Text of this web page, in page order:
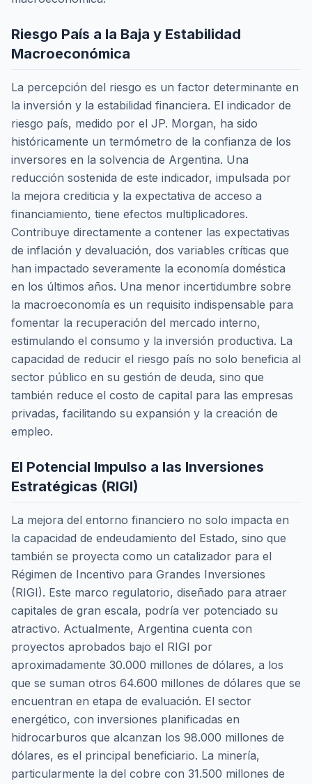
Riesgo País a la Baja y Estabilidad
Macroeconómica
La percepción del riesgo es un factor determinante en
la inversión y la estabilidad financiera. El indicador de
riesgo país, medido por el JP. Morgan, ha sido
históricamente un termómetro de la confianza de los
inversores en la solvencia de Argentina. Una
reducción sostenida de este indicador, impulsada por
la mejora crediticia y la expectativa de acceso a
financiamiento, tiene efectos multiplicadores.
Contribuye directamente a contener las expectativas
de inflación y devaluación, dos variables críticas que
han impactado severamente la economía doméstica
en los últimos años. Una menor incertidumbre sobre
la macroeconomía es un requisito indispensable para
fomentar la recuperación del mercado interno,
estimulando el consumo y la inversión productiva. La
capacidad de reducir el riesgo país no solo beneficia al
sector público en su gestión de deuda, sino que
también reduce el costo de capital para las empresas
privadas, facilitando su expansión y la creación de
empleo.
El Potencial Impulso a las Inversiones
Estratégicas (RIGI)
La mejora del entorno financiero no solo impacta en
la capacidad de endeudamiento del Estado, sino que
también se proyecta como un catalizador para el
Régimen de Incentivo para Grandes Inversiones
(RIGI). Este marco regulatorio, diseñado para atraer
capitales de gran escala, podría ver potenciado su
atractivo. Actualmente, Argentina cuenta con
proyectos aprobados bajo el RIGI por
aproximadamente 30.000 millones de dólares, a los
que se suman otros 64.600 millones de dólares que se
encuentran en etapa de evaluación. El sector
energético, con inversiones planificadas en
hidrocarburos que alcanzan los 98.000 millones de
dólares, es el principal beneficiario. La minería,
particularmente la del cobre con 31.500 millones de